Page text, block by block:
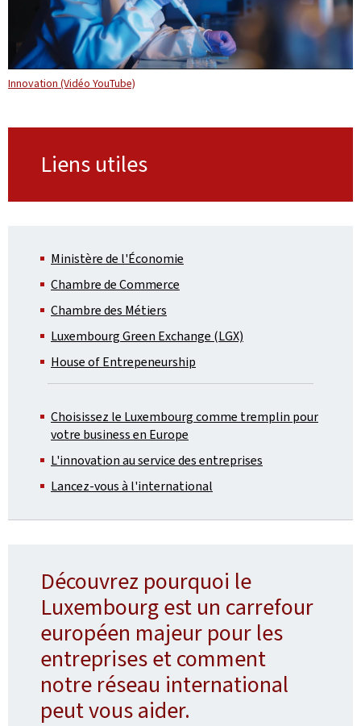
Innovation (Vidéo YouTube)
Liens utiles
Ministère de l'Économie
Chambre de Commerce
Chambre des Métiers
Luxembourg Green Exchange (LGX)
House of Entrepeneurship
Choisissez le Luxembourg comme tremplin pour
votre business en Europe
L'innovation au service des entreprises
Lancez-vous à l'international
Découvrez pourquoi le
Luxembourg est un carrefour
européen majeur pour les
entreprises et comment
notre réseau international
peut vous aider.